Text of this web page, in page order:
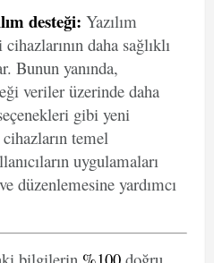
desteği: Yazılım
daha sağlıklı
Bunun yanında,
veriler üzerinde daha
gibi yeni
temel
uygulamaları
düzenlemesine yardımcı